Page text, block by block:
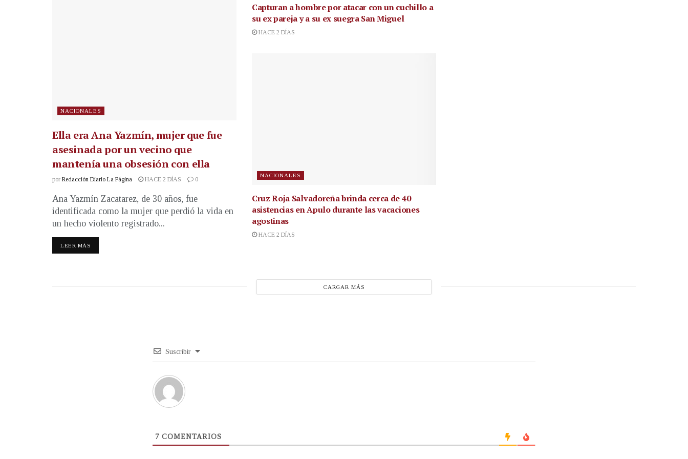
NACIONALES
Ella era Ana Yazmín, mujer que fue
asesinada por un vecino que
mantenía una obsesión con ella
por Redacción Diario La Página HACE 2 DÍAS 0
Ana Yazmín Zacatarez, de 30 años, fue
identificada como la mujer que perdió la vida en
un hecho violento registrado...
LEER MÁS
Capturan a hombre por atacar con un cuchillo a
su ex pareja y a su ex suegra San Miguel
HACE 2 DÍAS
NACIONALES
Cruz Roja Salvadoreña brinda cerca de 40
asistencias en Apulo durante las vacaciones
agostinas
HACE 2 DÍAS
CARGAR MÁS
Suscribir
7 COMENTARIOS